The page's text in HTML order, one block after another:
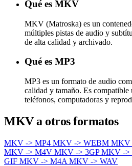
Qué es MKV
MKV (Matroska) es un
múltiples pistas de audio y
de alta calidad y archivado.
Qué es MP3
MP3 es un formato de audio
calidad y tamaño. Es compatible
teléfonos, computadoras y
MKV a otros formatos
MKV -> MP4 MKV -> WEBM MKV
MKV -> M4V MKV -> 3GPMKV ->
GIF MKV -> M4A MKV -> WAV